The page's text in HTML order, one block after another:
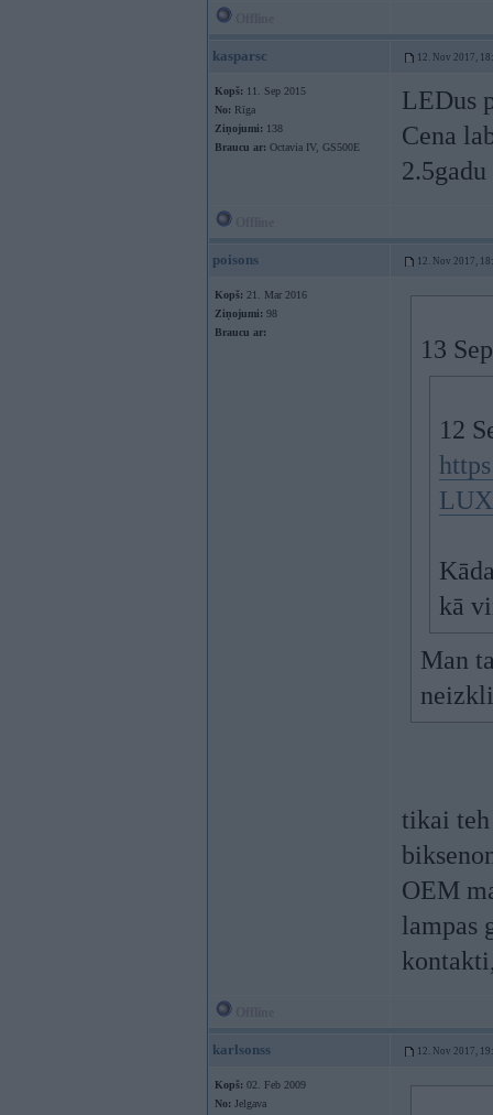
kasparsc 12. Nov 2017,
Kopš: 11. Sep 2015
No: Rīga
Ziņojumi: 138
Braucu ar: Octavia IV, GS500E
LEDus
Cena
poisons 12. Nov 2017,
Kopš: 21. Mar 2016
Ziņojumi: 98
Braucu ar:
13
12
kā
Man
tikai teh
OEM
lampas
karlsonss 12. Nov 2017,
Kopš: 02. Feb 2009
No: Jelgava